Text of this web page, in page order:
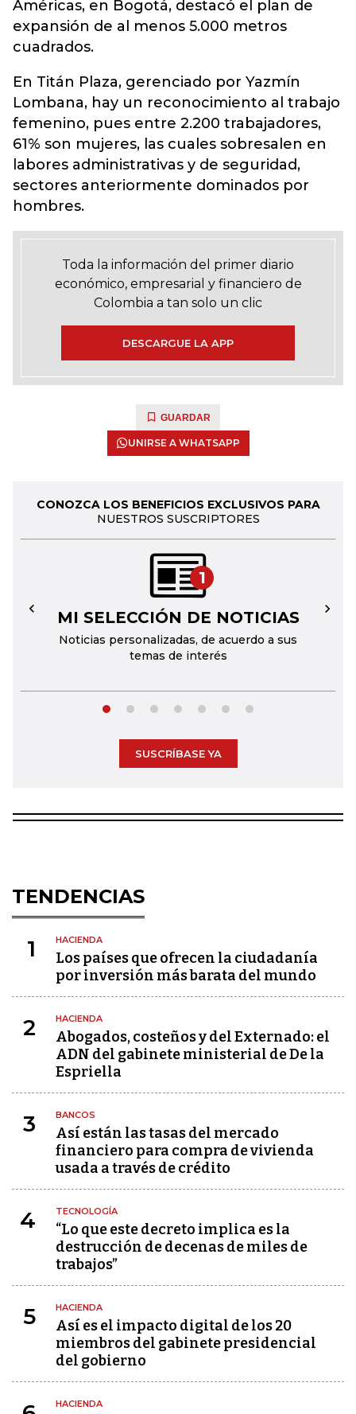
Américas, en Bogotá, destacó el plan de
expansión de al menos 5.000 metros
cuadrados.
En Titán Plaza, gerenciado por Yazmín
Lombana, hay un reconocimiento al trabajo
femenino, pues entre 2.200 trabajadores,
61% son mujeres, las cuales sobresalen en
labores administrativas y de seguridad,
sectores anteriormente dominados por
hombres.
Toda la información del primer diario
económico, empresarial y financiero de
Colombia a tan solo un clic
DESCARGUE LA APP
GUARDAR
UNIRSE A WHATSAPP
CONOZCA LOS BENEFICIOS EXCLUSIVOS PARA
NUESTROS SUSCRIPTORES
1
MI SELECCIÓN DE NOTICIAS
Noticias personalizadas, de acuerdo a sus
temas de interés
← →
SUSCRÍBASE YA
TENDENCIAS
1 HACIENDA
Los países que ofrecen la ciudadanía
por inversión más barata del mundo
2 HACIENDA
Abogados, costeños y del Externado: el
ADN del gabinete ministerial de De la
Espriella
3 BANCOS
Así están las tasas del mercado
financiero para compra de vivienda
usada a través de crédito
4 TECNOLOGÍA
“Lo que este decreto implica es la
destrucción de decenas de miles de
trabajos”
5 HACIENDA
Así es el impacto digital de los 20
miembros del gabinete presidencial
del gobierno
HACIENDA